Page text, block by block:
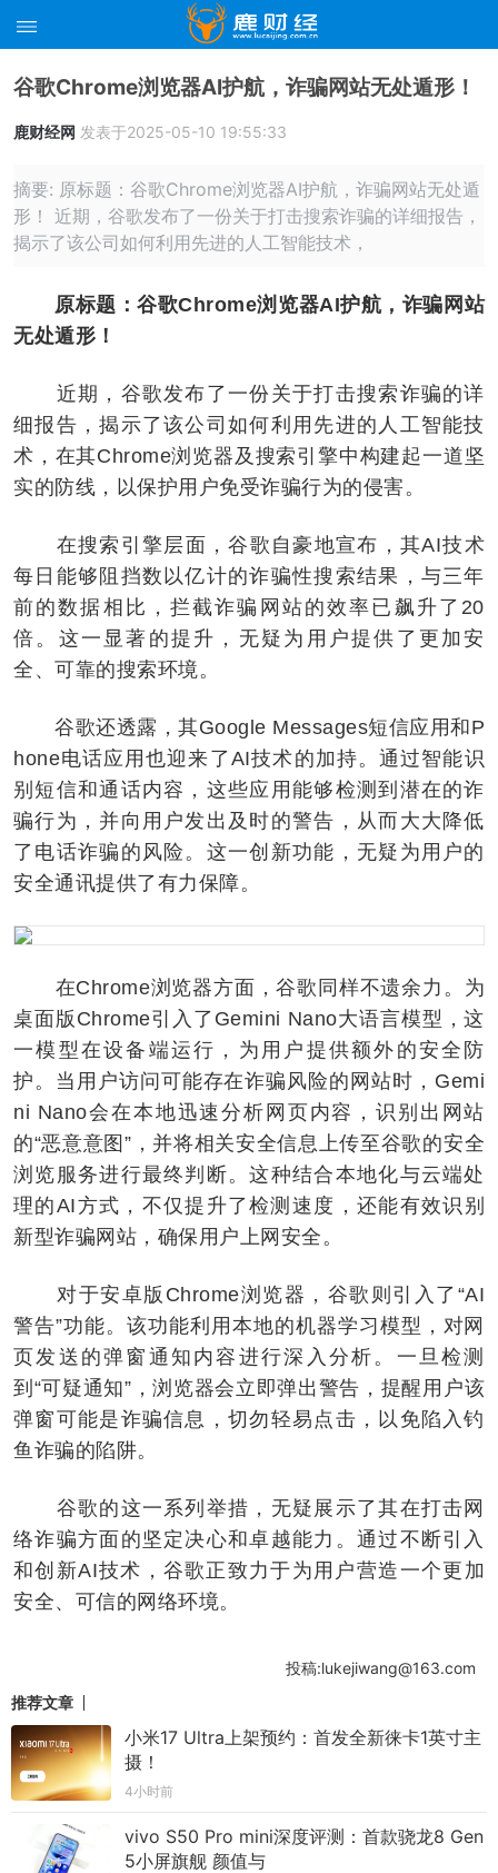
谷歌Chrome浏览器AI护航，诈骗网站无处遁形！
鹿财经网 发表于2025-05-10 19:55:33
摘要: 原标题：谷歌Chrome浏览器AI护航，诈骗网站无处遁
形！ 近期，谷歌发布了一份关于打击搜索诈骗的详细报告，
揭示了该公司如何利用先进的人工智能技术，
原标题：谷歌Chrome浏览器AI护航，诈骗网站
无处遁形！
近期，谷歌发布了一份关于打击搜索诈骗的详
细报告，揭示了该公司如何利用先进的人工智能技
术，在其Chrome浏览器及搜索引擎中构建起一道坚
实的防线，以保护用户免受诈骗行为的侵害。
在搜索引擎层面，谷歌自豪地宣布，其AI技术
每日能够阻挡数以亿计的诈骗性搜索结果，与三年
前的数据相比，拦截诈骗网站的效率已飙升了20
倍。这一显著的提升，无疑为用户提供了更加安
全、可靠的搜索环境。
谷歌还透露，其Google Messages短信应用和P
hone电话应用也迎来了AI技术的加持。通过智能识
别短信和通话内容，这些应用能够检测到潜在的诈
骗行为，并向用户发出及时的警告，从而大大降低
了电话诈骗的风险。这一创新功能，无疑为用户的
安全通讯提供了有力保障。
在Chrome浏览器方面，谷歌同样不遗余力。为
桌面版Chrome引入了Gemini Nano大语言模型，这
一模型在设备端运行，为用户提供额外的安全防
护。当用户访问可能存在诈骗风险的网站时，Gemi
ni Nano会在本地迅速分析网页内容，识别出网站
的“恶意意图”，并将相关安全信息上传至谷歌的安全
浏览服务进行最终判断。这种结合本地化与云端处
理的AI方式，不仅提升了检测速度，还能有效识别
新型诈骗网站，确保用户上网安全。
对于安卓版Chrome浏览器，谷歌则引入了“AI
警告”功能。该功能利用本地的机器学习模型，对网
页发送的弹窗通知内容进行深入分析。一旦检测
到“可疑通知”，浏览器会立即弹出警告，提醒用户该
弹窗可能是诈骗信息，切勿轻易点击，以免陷入钓
鱼诈骗的陷阱。
谷歌的这一系列举措，无疑展示了其在打击网
络诈骗方面的坚定决心和卓越能力。通过不断引入
和创新AI技术，谷歌正致力于为用户营造一个更加
安全、可信的网络环境。
投稿:lukejiwang@163.com
推荐文章
小米17 Ultra上架预约：首发全新徕卡1英寸主
摄！
4小时前
vivo S50 Pro mini深度评测：首款骁龙8 Gen
5小屏旗舰 颜值与